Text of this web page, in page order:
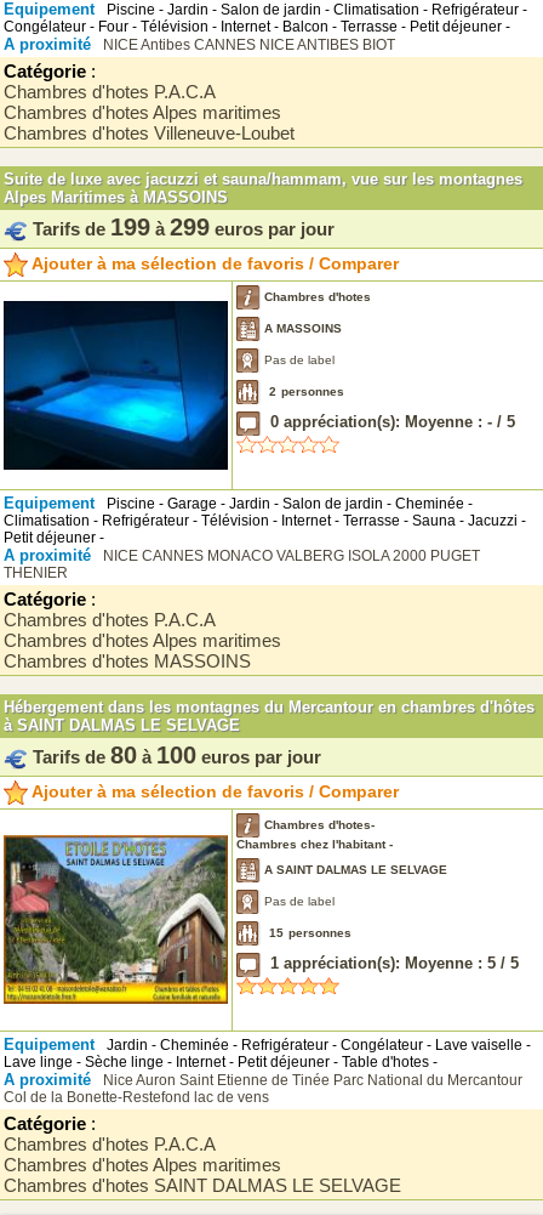
Equipement
Piscine - Jardin - Salon de jardin - Climatisation - Refrigérateur -
Congélateur - Four - Télévision - Internet - Balcon - Terrasse - Petit déjeuner -
A proximité NICEAntibes CANNES NICEANTIBES BIOT
Catégorie :
Chambres d'hotes P.A.C.A
Chambres d'hotes Alpes maritimes
Chambres d'hotes Villeneuve-Loubet
Suite de luxe avec jacuzzi et sauna/hammam, vue sur les montagnes
Alpes Maritimes à MASSOINS
Tarifs de 199 à 299 euros par jour
Ajouter à ma sélection de favoris / Comparer
Chambres d'hotes
A MASSOINS
Pas de label
2 personnes
0 appréciation(s): Moyenne : - / 5
Equipement
Piscine - Garage - Jardin - Salon de jardin - Cheminée -
Climatisation - Refrigérateur - Télévision - Internet - Terrasse - Sauna - Jacuzzi -
Petit déjeuner -
A proximité NICE CANNES MONACO VALBERG ISOLA 2000 PUGET
THENIER
Catégorie :
Chambres d'hotes P.A.C.A
Chambres d'hotes Alpes maritimes
Chambres d'hotes MASSOINS
Hébergement dans les montagnes du Mercantour en chambres d'hôtes
à SAINT DALMAS LE SELVAGE
Tarifs de 80 à 100 euros par jour
Ajouter à ma sélection de favoris / Comparer
Chambres d'hotes-
Chambres chez l'habitant -
A SAINT DALMAS LE SELVAGE
Pas de label
15 personnes
1 appréciation(s): Moyenne : 5 / 5
Equipement
Jardin - Cheminée - Refrigérateur - Congélateur - Lave vaiselle -
Lave linge - Sèche linge - Internet - Petit déjeuner - Table d'hotes -
A proximité Nice Auron Saint Etienne de Tinée Parc National du Mercantour
Col de la Bonette-Restefond lac de vens
Catégorie :
Chambres d'hotes P.A.C.A
Chambres d'hotes Alpes maritimes
Chambres d'hotes SAINT DALMAS LE SELVAGE